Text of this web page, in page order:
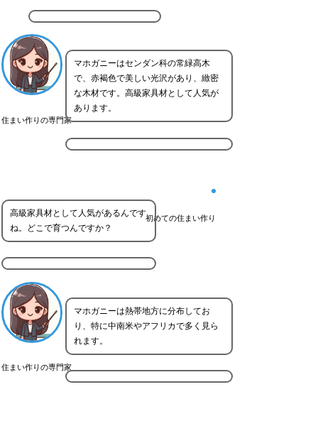
住まい作りの専門家
マホガニーはセンダン科の常緑高木
で、赤褐色で美しい光沢があり、緻密
な木材です。高級家具材として人気が
あります。
初めての住まい作り
高級家具材として人気があるんです
ね。どこで育つんですか？
住まい作りの専門家
マホガニーは熱帯地方に分布してお
り、特に中南米やアフリカで多く見ら
れます。